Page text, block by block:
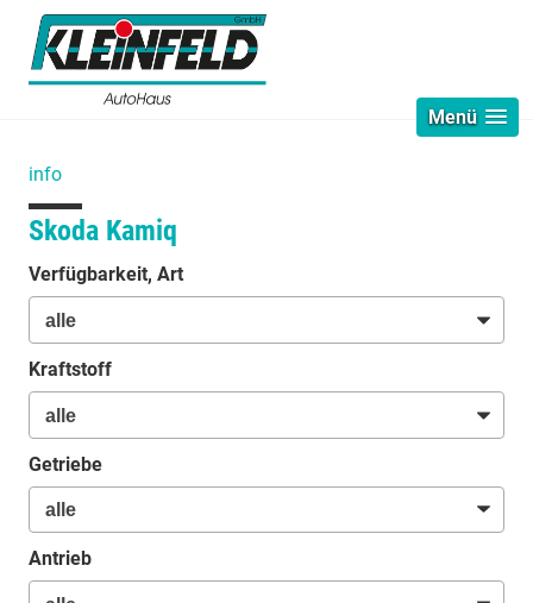
Menü
info
Skoda Kamiq
Verfügbarkeit, Art
Kraftstoff
Getriebe
Antrieb